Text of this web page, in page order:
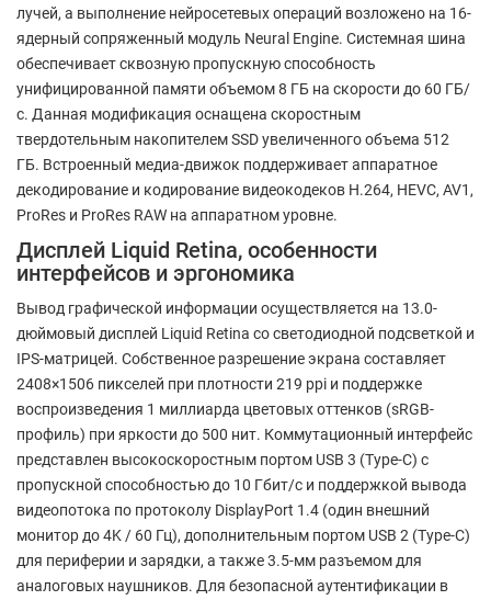
лучей, а выполнение нейросетевых операций возложено на 16-
ядерный сопряженный модуль Neural Engine. Системная шина
обеспечивает сквозную пропускную способность
унифицированной памяти объемом 8 ГБ на скорости до 60 ГБ/
с. Данная модификация оснащена скоростным
твердотельным накопителем SSD увеличенного объема 512
ГБ. Встроенный медиа-движок поддерживает аппаратное
декодирование и кодирование видеокодеков H.264, HEVC, AV1,
ProRes и ProRes RAW на аппаратном уровне.
Дисплей Liquid Retina, особенности
интерфейсов и эргономика
Вывод графической информации осуществляется на 13.0-
дюймовый дисплей Liquid Retina со светодиодной подсветкой и
IPS-матрицей. Собственное разрешение экрана составляет
2408×1506 пикселей при плотности 219 ppi и поддержке
воспроизведения 1 миллиарда цветовых оттенков (sRGB-
профиль) при яркости до 500 нит. Коммутационный интерфейс
представлен высокоскоростным портом USB 3 (Type-C) с
пропускной способностью до 10 Гбит/с и поддержкой вывода
видеопотока по протоколу DisplayPort 1.4 (один внешний
монитор до 4K / 60 Гц), дополнительным портом USB 2 (Type-C)
для периферии и зарядки, а также 3.5-мм разъемом для
аналоговых наушников. Для безопасной аутентификации в